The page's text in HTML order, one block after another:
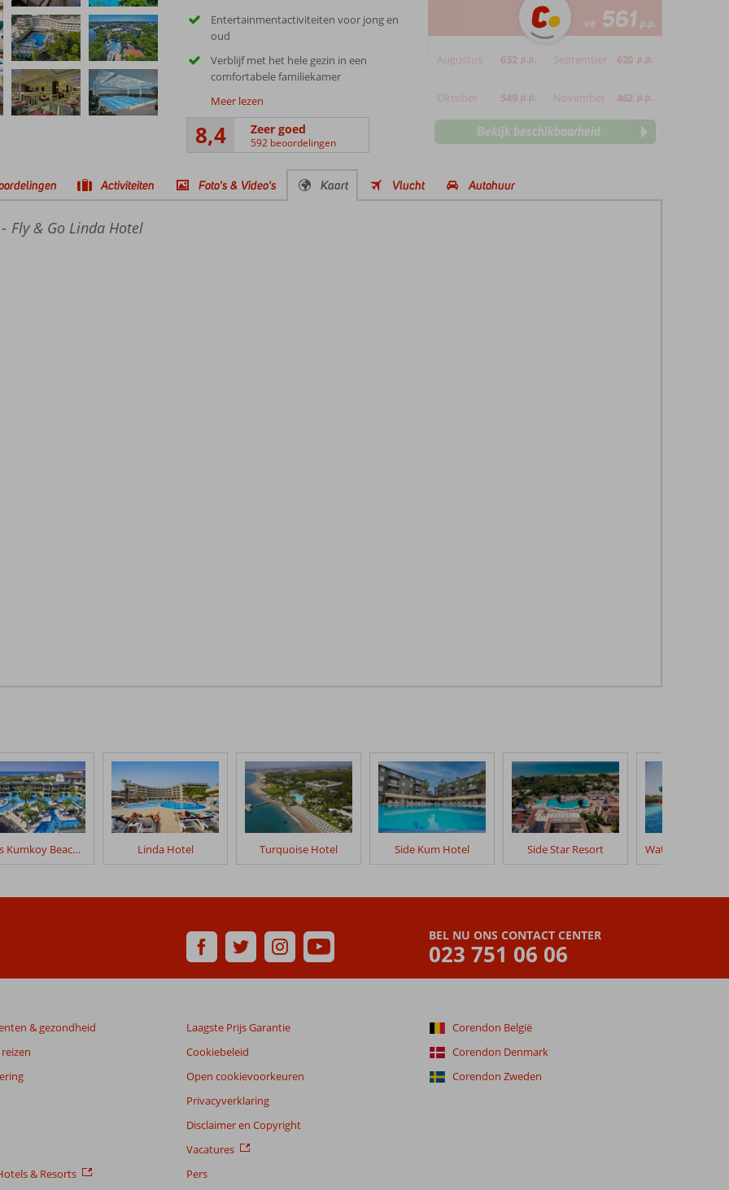
Entertainmentactiviteiten voor jong en
oud
Verblijf met het hele gezin in een
comfortabele familiekamer
Meer lezen
8,4 Zeer goed
592 beoordelingen
va 561 p.p.
Augustus 632 p.p. September 620 p.p.
Oktober 549 p.p. November 462 p.p.
Bekijk beschikbaarheid
Activiteiten Foto's & Video's Kaart Vlucht Autohuur
Fly & Go Linda Hotel
Sunis Kumkoy Beach Resort Linda Hotel Turquoise Hotel Side Kum Hotel Side Star Resort
BEL NU ONS CONTACT CENTER
023 751 06 06
& gezondheid
& Resorts
Laagste Prijs Garantie
Cookiebeleid
Open cookievoorkeuren
Privacyverklaring
Disclaimer en Copyright
Vacatures
Pers
Corendon België
Corendon Denmark
Corendon Zweden